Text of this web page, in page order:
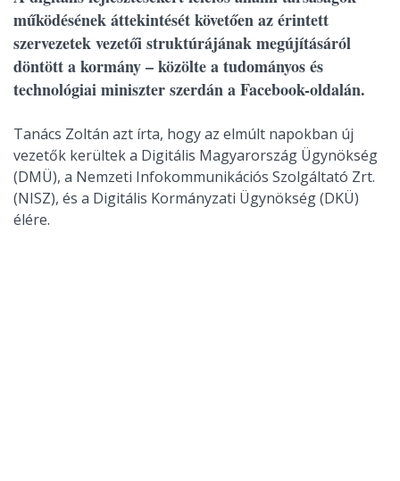
működésének áttekintését követően az érintett
szervezetek vezetői struktúrájának megújításáról
döntött a kormány – közölte a tudományos és
technológiai miniszter szerdán a Facebook-oldalán.
Tanács Zoltán azt írta, hogy az elmúlt napokban új
vezetők kerültek a Digitális Magyarország Ügynökség
(DMÜ), a Nemzeti Infokommunikációs Szolgáltató Zrt.
(NISZ), és a Digitális Kormányzati Ügynökség (DKÜ)
élére.